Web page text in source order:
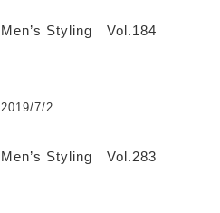
Men’s Styling Vol.184
2019/7/2
Men’s Styling Vol.283